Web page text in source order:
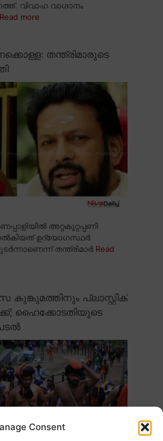
Consent
വിവാഹ വാഗ്ദാനം
Read more
തന്ത്രിമാരുടെ
അറ്റകുറ്റപ്പണി
ഉദ്യോഗസ്ഥർ
തന്ത്രിമാർ Read
കുങ്കുമത്തിനും പ്ലാസ്റ്റിക്
ഹൈക്കോടതിയുടെ